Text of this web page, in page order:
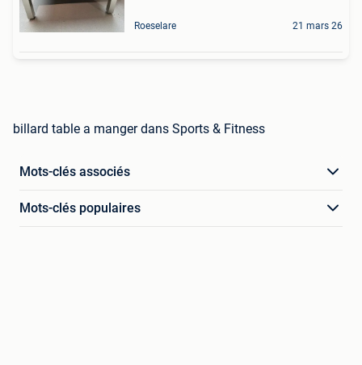
Roeselare 21 mars 26
billard table a manger dans Sports & Fitness
Mots-clés associés
Mots-clés populaires